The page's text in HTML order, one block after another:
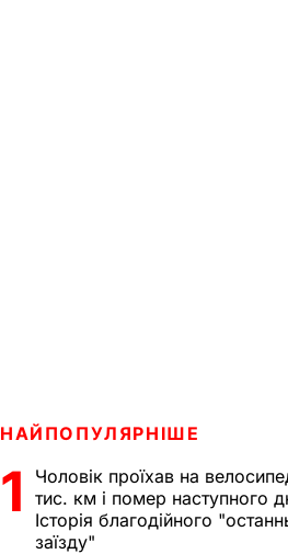
НАЙПОПУЛЯРНІШЕ
1
Чоловік проїхав на
тис. км і помер наступного
Історія благодійного
заїзду"